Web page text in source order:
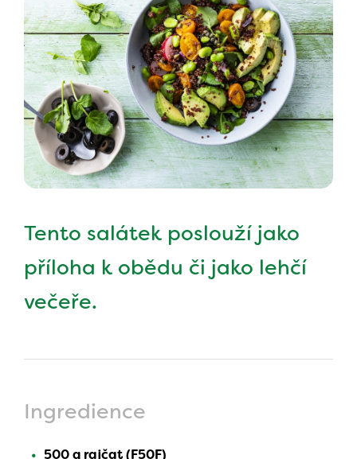
Tento salátek poslouží jako
příloha k obědu či jako lehčí
večeře.
Ingredience
500 g rajčat (F50F)